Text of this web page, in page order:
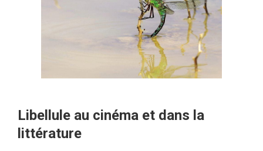
Libellule au cinéma et dans la
littérature